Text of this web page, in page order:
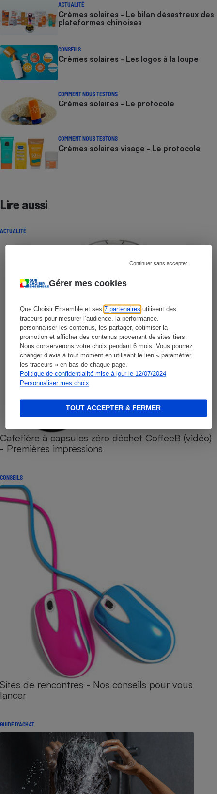
Gérer mes cookies
Que Choisir Ensemble et ses7 partenaires utilisent des
traceurs pour mesurer l’audience, la performance,
personnaliser les contenus, les partager, optimiser la
promotion et afficher des contenus provenant de sites tiers.
Nous conserverons votre choix pendant 6 mois. Vous pourrez
changer d’avis à tout moment en utilisant le lien « paramétrer
les traceurs » en bas de chaque page.
Politique de confidentialité mise à jour le 12/07/2024
Personnaliser mes choix
Continuer sans accepter
TOUT ACCEPTER & FERMER
ACTUALITÉ
Crèmes solaires - Le bilan désastreux des
plateformes chinoises
CONSEILS
Crèmes solaires - Les logos à la loupe
COMMENT NOUS TESTONS
Crèmes solaires - Le protocole
COMMENT NOUS TESTONS
Crèmes solaires visage - Le protocole
Lire aussi
ACTUALITÉ
Cafetière à capsules zéro déchet CoffeeB (vidéo)
- Premières impressions
CONSEILS
Sites de rencontres - Nos conseils pour vous
lancer
GUIDE D'ACHAT